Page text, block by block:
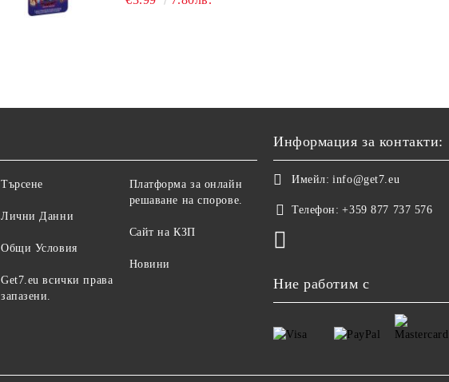
Търсене
Лични Данни
Общи Условия
Get7.eu всички права
запазени.
Платформа за онлайн
решаване на спорове.
Сайт на КЗП
Новини
Информация за контакти:
Имейл: info@get7.eu
Телефон: +359 877 737 576
Ние работим с